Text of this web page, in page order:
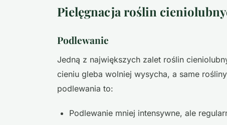
Pielęgnacja roślin
Podlewanie
Jedną z największych zalet roślin
cieniu gleba wolniej wysycha, a same
podlewania to:
Podlewanie mniej intensywne, ale